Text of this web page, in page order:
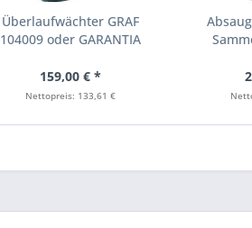
Überlaufwächter GRAF
104009 oder GARANTIA
159,00 € *
Nettopreis: 133,61 €